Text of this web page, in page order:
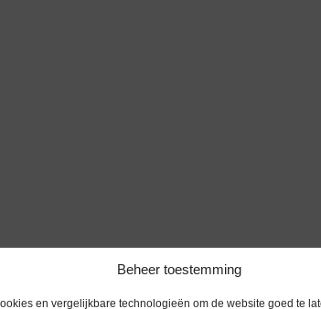
Beheer toestemming
en vergelijkbare technologieën om de website goed te